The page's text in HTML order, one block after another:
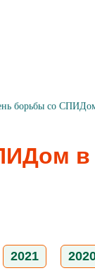
борьбы со
в
2021